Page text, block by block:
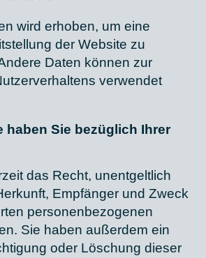
wird erhoben, um eine
der Website zu
Daten können zur
verwendet
haben Sie bezüglich Ihrer
das Recht, unentgeltlich
Empfänger und Zweck
personenbezogenen
Sie haben außerdem ein
oder Löschung dieser